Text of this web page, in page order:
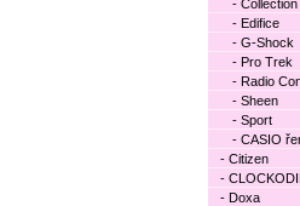
- Collection
- Edifice
- G-Shock
- Pro Trek
- Radio
- Sheen
- Sport
- CASIO
- Citizen
-
- Doxa